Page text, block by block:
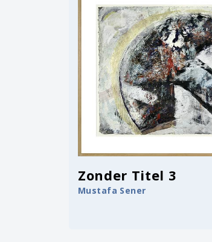
Zonder Titel 3
Mustafa Sener